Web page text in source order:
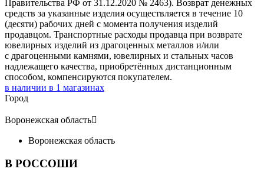
Правительства РФ от 31.12.2020 № 2463). Возврат денежных
средств за указанные изделия осуществляется в течение 10
(десяти) рабочих дней с момента получения изделий
продавцом. Транспортные расходы продавца при возврате
ювелирных изделий из драгоценных металлов и/или
с драгоценными камнями, ювелирных и стальных часов
надлежащего качества, приобретённых дистанционным
способом, компенсируются покупателем.
в наличии в 1 магазинах
Город
Воронежская область
Воронежская область
В РОССОШИ